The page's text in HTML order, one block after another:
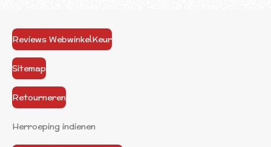
Reviews WebwinkelKeur
Sitemap
Retourneren
Herroeping indienen